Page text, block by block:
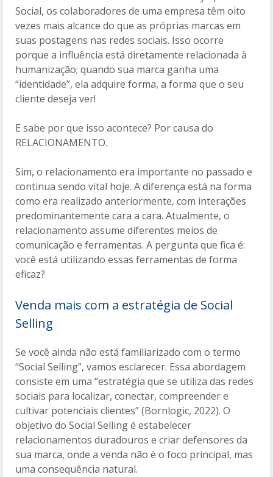
Social, os colaboradores de uma empresa têm oito
vezes mais alcance do que as próprias marcas em
suas postagens nas redes sociais. Isso ocorre
porque a influência está diretamente relacionada à
humanização; quando sua marca ganha uma
“identidade”, ela adquire forma, a forma que o seu
cliente deseja ver!
E sabe por que isso acontece? Por causa do
RELACIONAMENTO.
Sim, o relacionamento era importante no passado e
continua sendo vital hoje. A diferença está na forma
como era realizado anteriormente, com interações
predominantemente cara a cara. Atualmente, o
relacionamento assume diferentes meios de
comunicação e ferramentas. A pergunta que fica é:
você está utilizando essas ferramentas de forma
eficaz?
Venda mais com a estratégia de Social
Selling
Se você ainda não está familiarizado com o termo
“Social Selling”, vamos esclarecer. Essa abordagem
consiste em uma “estratégia que se utiliza das redes
sociais para localizar, conectar, compreender e
cultivar potenciais clientes” (Bornlogic, 2022). O
objetivo do Social Selling é estabelecer
relacionamentos duradouros e criar defensores da
sua marca, onde a venda não é o foco principal, mas
uma consequência natural.